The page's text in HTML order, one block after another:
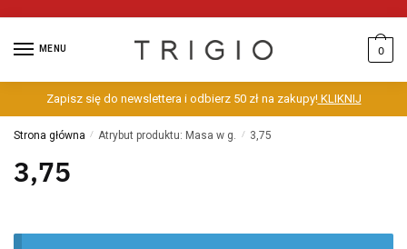
MENU 0
Zapisz się do newslettera i odbierz 50 zł na zakupy!KLIKNIJ
Strona główna / Atrybut produktu: Masa w g. / 3,75
3,75